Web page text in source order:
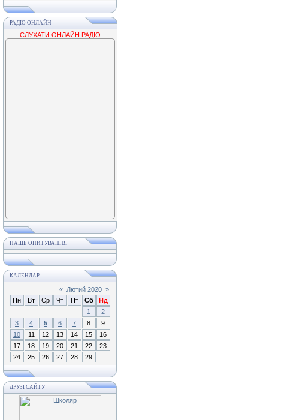
РАДІО ОНЛАЙН
СЛУХАТИ ОНЛАЙН РАДІО
НАШЕ ОПИТУВАННЯ
КАЛЕНДАР
« Лютий 2020 »
Пн
Вт Ср Чт Пт Сб
Нд
1
2
3
4 5 6 7 8
9
10
11 12 13 14 15
16
17
18 19 20 21 22
23
24
25 26 27 28 29
ДРУЗІ САЙТУ